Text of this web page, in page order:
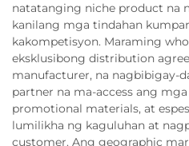
natatanging niche product na
kanilang mga tindahan
kakompetisyon. Maraming
eksklusibong distribution
manufacturer, na nagbibigay-
partner na ma-access ang
promotional materials, at
lumilikha ng kaguluhan at
customer. Ang geographic